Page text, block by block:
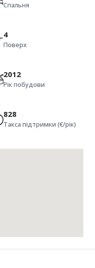
Спальня
4
Поверх
2012
Рік побудови
828
Такса підтримки (€/рік)